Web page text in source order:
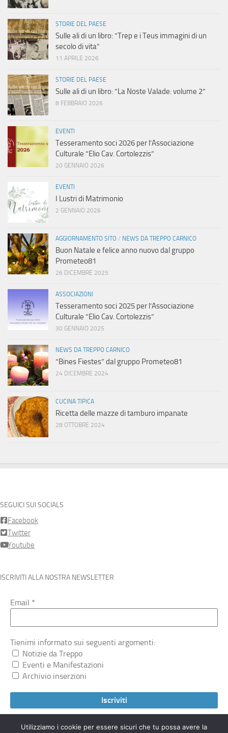
STORIE DEL PAESE
Sulle ali di un libro: “Trep e i Teus immagini di un
secolo di vita”
11 APRILE 2026
STORIE DEL PAESE
Sulle ali di un libro: “La Noste Valade: volume 2”
8 FEBBRAIO 2026
EVENTI
Tesseramento soci 2026 per l’Associazione
Culturale “Elio Cav. Cortolezzis”
20 GENNAIO 2026
EVENTI
I Lustri di Matrimonio
2 GENNAIO 2026
AGGIORNAMENTO SITO / NEWS DA TREPPO CARNICO
Buon Natale e felice anno nuovo dal gruppo
Prometeo81
26 DICEMBRE 2025
ASSOCIAZIONI
Tesseramento soci 2025 per l’Associazione
Culturale “Elio Cav. Cortolezzis”
30 GENNAIO 2025
NEWS DA TREPPO CARNICO
“Bines Fiestes” dal gruppo Prometeo81
24 DICEMBRE 2024
CUCINA TIPICA
Ricetta delle mazze di tamburo impanate
28 OTTOBRE 2024
SEGUICI SUI SOCIALS
Facebook
Twitter
Youtube
ISCRIVITI ALLA NOSTRA NEWSLETTER
Email *
Tienimi informato sui seguenti argomenti:
Notizie da Treppo
Eventi e Manifestazioni
Archivio inserzioni
Utilizziamo i cookie per essere sicuri che tu possa avere la